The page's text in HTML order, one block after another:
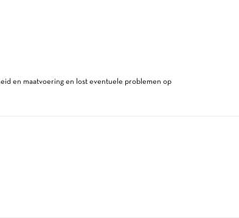
en maatvoering en lost eventuele problemen op